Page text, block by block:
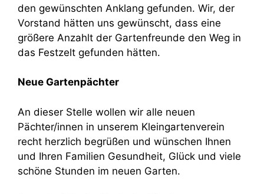
den gewünschten Anklang gefunden. Wir, der
Vorstand hätten uns gewünscht, dass eine
größere Anzahlt der Gartenfreunde den Weg in
das Festzelt gefunden hätten.
Neue Gartenpächter
An dieser Stelle wollen wir alle neuen
Pächter/innen in unserem Kleingartenverein
recht herzlich begrüßen und wünschen Ihnen
und Ihren Familien Gesundheit, Glück und viele
schöne Stunden im neuen Garten.